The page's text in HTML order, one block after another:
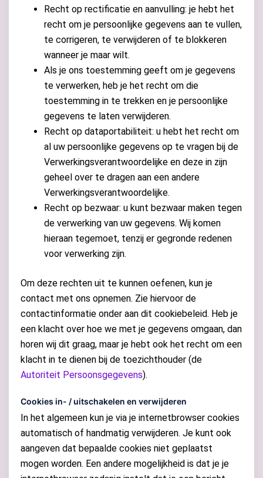
Recht op rectificatie en aanvulling: je hebt het
recht om je persoonlijke gegevens aan te vullen,
te corrigeren, te verwijderen of te blokkeren
wanneer je maar wilt.
Als je ons toestemming geeft om je gegevens
te verwerken, heb je het recht om die
toestemming in te trekken en je persoonlijke
gegevens te laten verwijderen.
Recht op dataportabiliteit: u hebt het recht om
al uw persoonlijke gegevens op te vragen bij de
Verwerkingsverantwoordelijke en deze in zijn
geheel over te dragen aan een andere
Verwerkingsverantwoordelijke.
Recht op bezwaar: u kunt bezwaar maken tegen
de verwerking van uw gegevens. Wij komen
hieraan tegemoet, tenzij er gegronde redenen
voor verwerking zijn.
Om deze rechten uit te kunnen oefenen, kun je
contact met ons opnemen. Zie hiervoor de
contactinformatie onder aan dit cookiebeleid. Heb je
een klacht over hoe we met je gegevens omgaan, dan
horen wij dit graag, maar je hebt ook het recht om een
klacht in te dienen bij de toezichthouder (de
Autoriteit Persoonsgegevens).
Cookies in- / uitschakelen en verwijderen
In het algemeen kun je via je internetbrowser cookies
automatisch of handmatig verwijderen. Je kunt ook
aangeven dat bepaalde cookies niet geplaatst
mogen worden. Een andere mogelijkheid is dat je je